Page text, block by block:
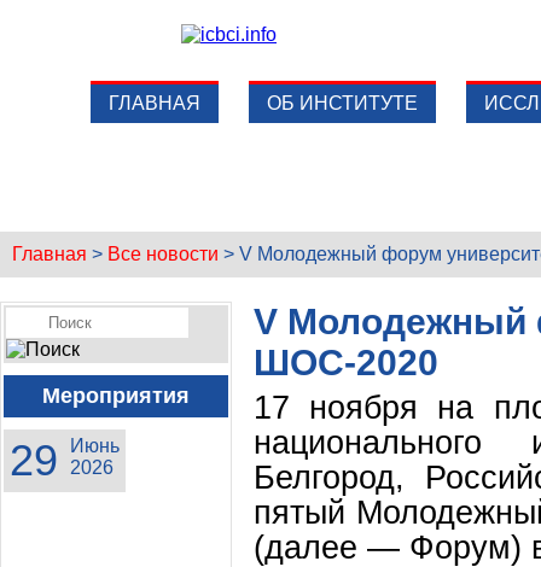
ГЛАВНАЯ ОБ ИНСТИТУТЕ
Главная > Все новости > V Молодежный форум
Мероприятия
29
Июнь
2026
V Молодежный
ШОС-2020
17 ноября на
национального
Белгород,
пятый
(далее — Форум)